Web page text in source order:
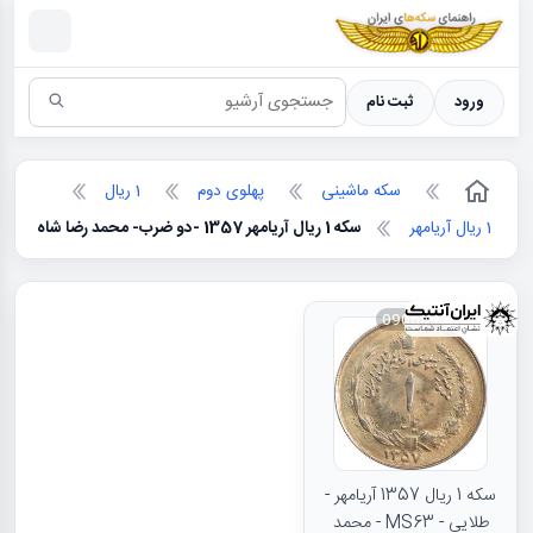
سکه ها ؛ راهنمای سکه شناسی
ورود ثبت نام
سکه ماشینی پهلوی دوم
1 ریال
1 ریال آریامهر
سکه 1 ریال آریامهر 1357 -دو ضرب- محمد رضا شاه
090699
سکه 1 ریال 1357 آریامهر -
طلایی - MS63 - محمد